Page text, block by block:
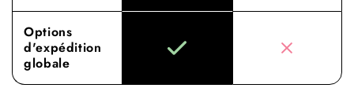
Options
d'expédition
globale